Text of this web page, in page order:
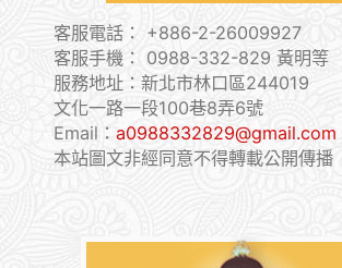
客服電話： +886-2-26009927
客服手機： 0988-332-829 黃明等
服務地址：新北市林口區244019
文化一路一段100巷8弄6號
Email： a0988332829@gmail.com
本站圖文非經同意不得轉載公開傳播